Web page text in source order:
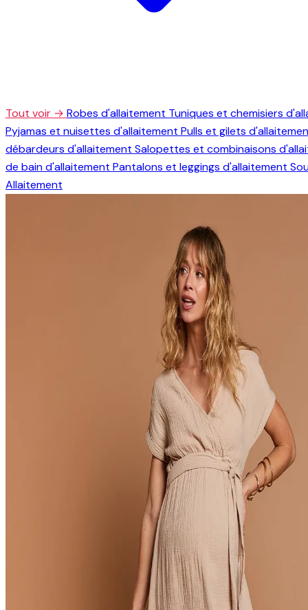
Tout voir → Robes d'allaitement Tuniques et chemisiers
Pyjamas et nuisettes d'allaitement Pulls et gilets
débardeurs d'allaitement Salopettes et combinaisons
de bain d'allaitement Pantalons et leggings d'allaitement
Allaitement